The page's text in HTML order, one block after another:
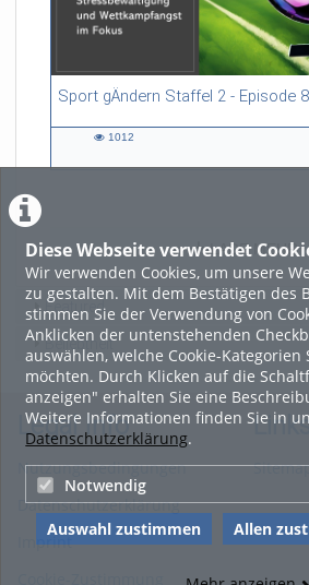
Diese Webseite verwendet
Wir verwenden Cookies, um unsere
zu gestalten. Mit dem Bestätigen des
stimmen Sie der Verwendung von
Anklicken der untenstehenden
auswählen, welche Cookie-Kategorien
möchten. Durch Klicken auf die
anzeigen" erhalten Sie eine
Weitere Informationen finden Sie in
Datenschutzerklärung.
Notwendig
Auswahl zustimmen Allen
17:47 duration
1012
LADE MEHR
Featured
Beliebtheit
Legal Info
Nutzungsbedingungen
Datenschutzerklärung
Imprint
Links